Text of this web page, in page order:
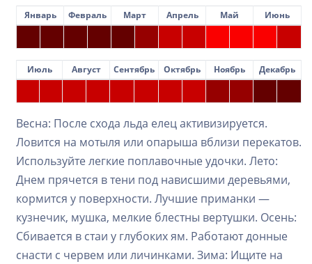
Январь Февраль Март Апрель Май Июнь
Июль Август Сентябрь Октябрь Ноябрь Декабрь
Весна: После схода льда елец активизируется.
Ловится на мотыля или опарыша вблизи перекатов.
Используйте легкие поплавочные удочки. Лето:
Днем прячется в тени под нависшими деревьями,
кормится у поверхности. Лучшие приманки —
кузнечик, мушка, мелкие блестны вертушки. Осень:
Сбивается в стаи у глубоких ям. Работают донные
снасти с червем или личинками. Зима: Ищите на